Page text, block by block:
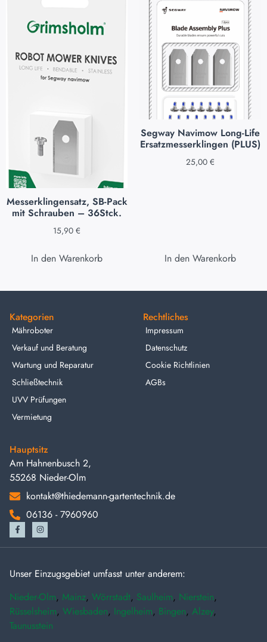
Messerklingensatz, SB-Pack
mit Schrauben – 36Stck.
15,90 €
In den Warenkorb
Segway Navimow Long-Life
Ersatzmesserklingen (PLUS)
25,00 €
In den Warenkorb
Kategorien
Mähroboter
Verkauf und Beratung
Wartung und Reparatur
Schließtechnik
UVV Prüfungen
Vermietung
Rechtliches
Impressum
Datenschutz
Cookie Richtlinien
AGBs
Hauptsitz
Am Hahnenbusch 2,
55268 Nieder-Olm
kontakt@thiedemann-gartentechnik.de
06136 - 7960960
Unser Einzugsgebiet umfasst unter anderem:
Nieder-Olm, Mainz, Wörrstadt, Saulheim, Nierstein,
Rüsselsheim, Wiesbaden, Ingelheim, Bingen, Alzey,
Taunusstein